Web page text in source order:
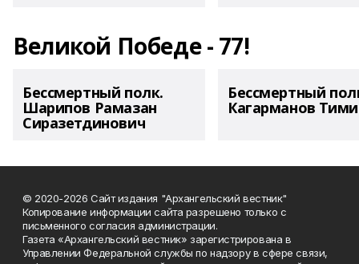
Великой Победе - 77!
Бессмертный полк.
Шарипов Рамазан
Сиразетдинович
Бессмертный
Кагарманов
© 2020-2026 Сайт издания "Архангельский вестник"
Копирование информации сайта разрешено только с
письменного согласия администрации.
Газета «Архангельский вестник» зарегистрирована в
Управлении Федеральной службы по надзору в сфере связи,